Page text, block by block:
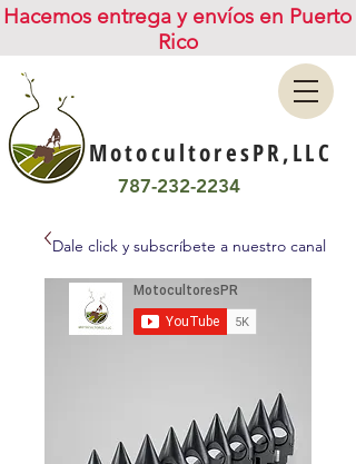
Hacemos entrega y envíos en Puerto
Rico
MotocultoresPR,LLC
787-232-2234
Dale click y subscríbete a nuestro canal